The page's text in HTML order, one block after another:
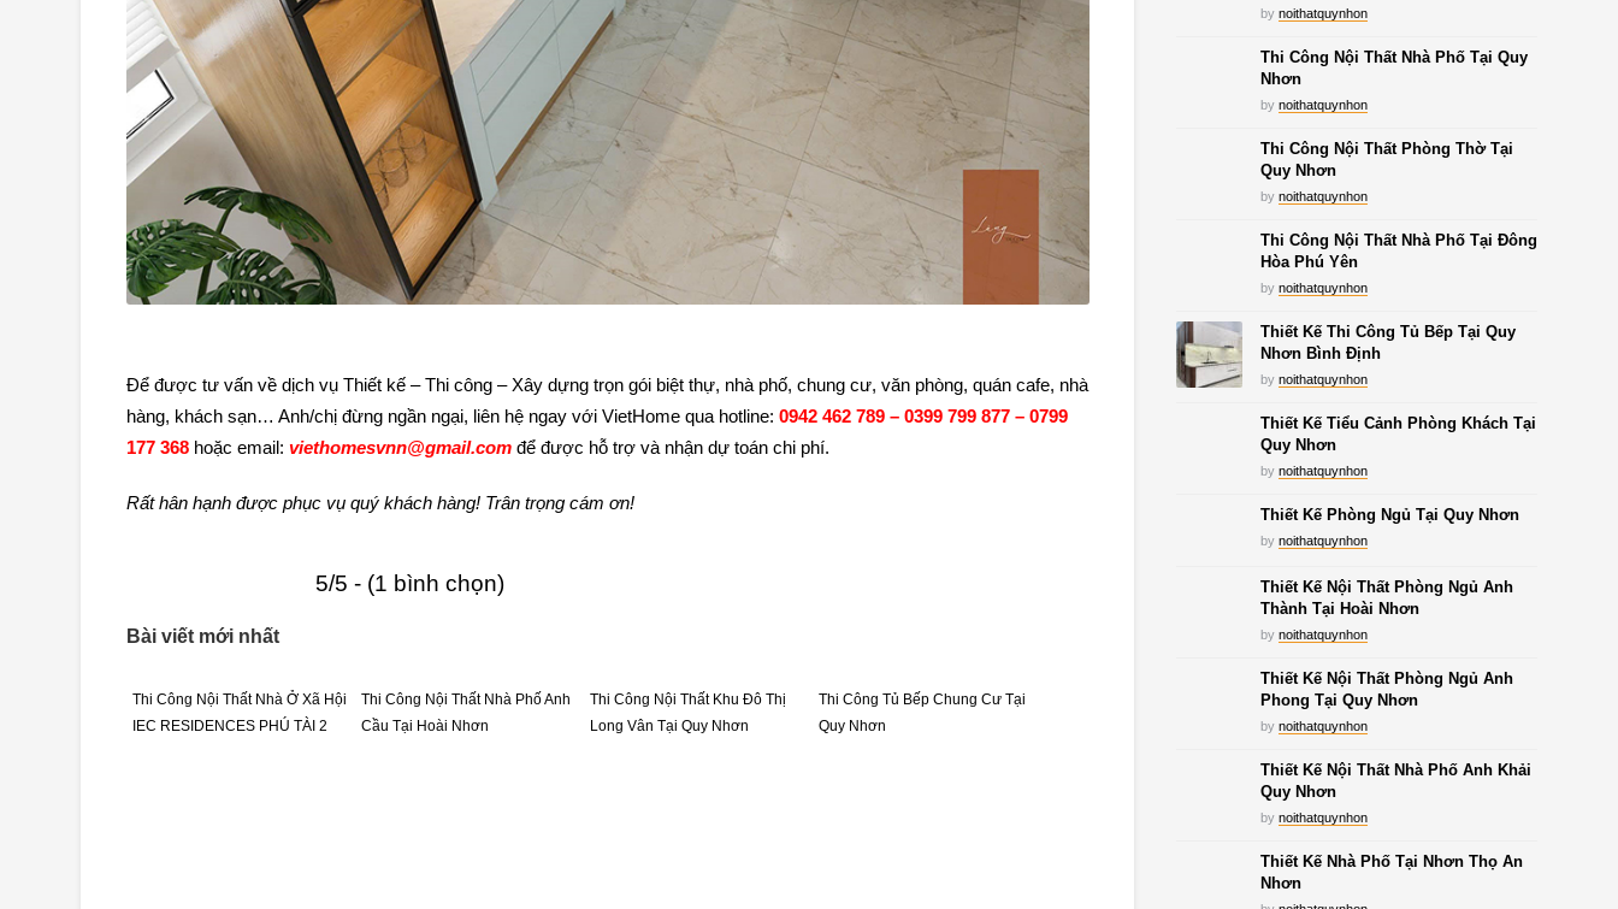
Để được tư vấn về dịch vụ Thiết kế – Thi công – Xây dựng trọn gói biệt thự, nhà phố, chung cư, văn phòng, quán cafe, nhà
hàng, khách sạn… Anh/chị đừng ngần ngại, liên hệ ngay với VietHome qua hotline: 0942 462 789 – 0399 799 877 – 0799
177 368hoặc email: viethomesvnn@gmail.comđể được hỗ trợ và nhận dự toán chi phí.
Rất hân hạnh được phục vụ quý khách hàng! Trân trọng cám ơn!
5/5 - (1 bình chọn)
Bài viết mới nhất
Thi Công Nội Thất Nhà Ở Xã Hội
IEC RESIDENCES PHÚ TÀI 2
Thi Công Nội Thất Nhà Phố Anh
Cầu Tại Hoài Nhơn
Thi Công Nội Thất Khu Đô Thị
Long Vân Tại Quy Nhơn
Thi Công Tủ Bếp Chung Cư Tại
Quy Nhơn
by noithatquynhon
Thi Công Nội Thất Nhà Phố Tại Quy
Nhơn
by noithatquynhon
Thi Công Nội Thất Phòng Thờ Tại
Quy Nhơn
by noithatquynhon
Thi Công Nội Thất Nhà Phố Tại Đông
Hòa Phú Yên
by noithatquynhon
Thiết Kế Thi Công Tủ Bếp Tại Quy
Nhơn Bình Định
by noithatquynhon
Thiết Kế Tiểu Cảnh Phòng Khách Tại
Quy Nhơn
by noithatquynhon
Thiết Kế Phòng Ngủ Tại Quy Nhơn
by noithatquynhon
Thiết Kế Nội Thất Phòng Ngủ Anh
Thành Tại Hoài Nhơn
by noithatquynhon
Thiết Kế Nội Thất Phòng Ngủ Anh
Phong Tại Quy Nhơn
by noithatquynhon
Thiết Kế Nội Thất Nhà Phố Anh Khải
Quy Nhơn
by noithatquynhon
Thiết Kế Nhà Phố Tại Nhơn Thọ An
Nhơn